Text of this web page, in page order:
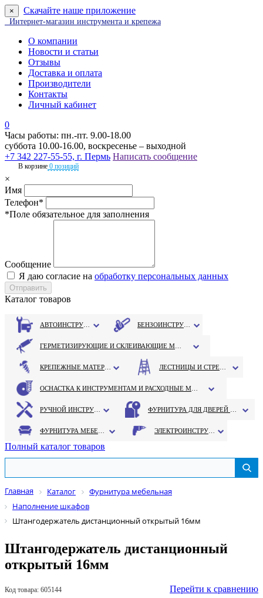
× Скачайте наше приложение
Интернет-магазин инструмента и крепежа
О компании
Новости и статьи
Отзывы
Доставка и оплата
Производители
Контакты
Личный кабинет
0
Часы работы: пн.-пт. 9.00-18.00
суббота 10.00-16.00, воскресенье – выходной
+7 342 227-55-55, г. Пермь Написать сообщение
В корзине 0 позиций
×
Имя
Телефон*
*Поле обязательное для заполнения
Сообщение
Я даю согласие на обработку персональных данных
Каталог товаров
Полный каталог товаров
Главная Каталог
Фурнитура мебельная
Наполнение шкафов
Штангодержатель дистанционный открытый 16мм
Штангодержатель дистанционный
открытый 16мм
Код товара: 605144 Перейти к сравнению